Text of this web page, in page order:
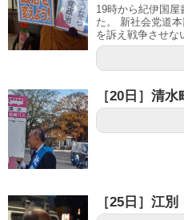
19時から紀伊国屋
た。 新社会党道
を訴え戦争させな
［20日］清
［25日］江別